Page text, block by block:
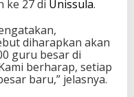
ke 27 di Unissula.
diharapkan akan
guru besar di
berharap, setiap
baru,” jelasnya.